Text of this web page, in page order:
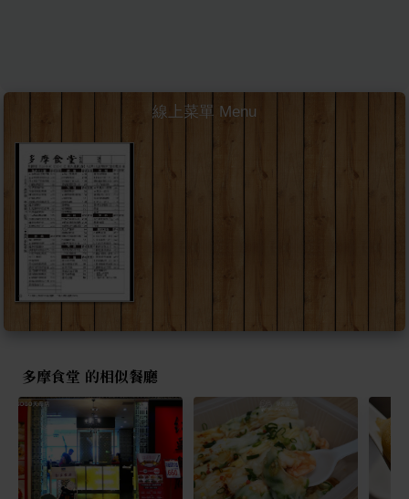
線上菜單 Menu
多摩食堂 的相似餐廳